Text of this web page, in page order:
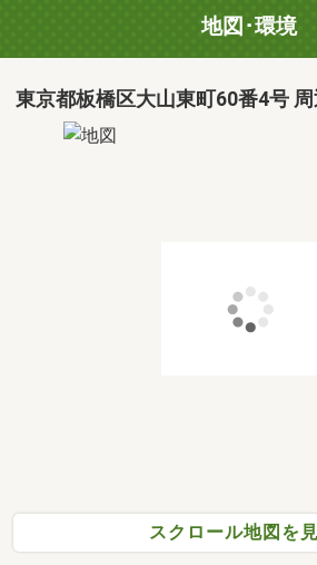
地図･環境
東京都板橋区大山東町60番4号
スクロール地図を